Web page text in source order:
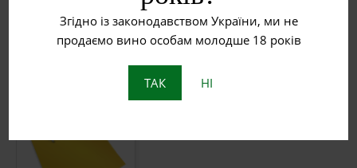
Згідно із законодавством України, ми не
продаємо вино особам молодше 18 років
ТАК НІ
Рожеве вино